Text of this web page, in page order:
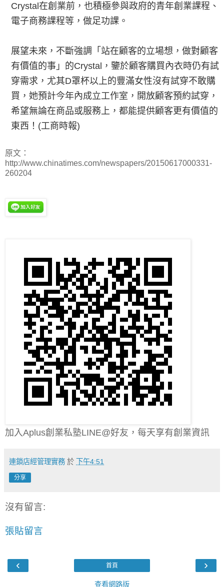
Crystal在創業前，也積極參與政府的青年創業課程、
電子商務課程等，做足功課。
展望未來，不斷強調「站在顧客的立場想，做對顧客
有價值的事」的Crystal，鑒於顧客購買內衣時仍有試
穿需求，尤其D罩杯以上的豐滿女性沒有試穿不敢購
買，她預計今年內成立工作室，開放顧客預約試穿，
希望無論在商品或服務上，都能提供顧客更有價值的
東西！(工商時報)
原文：
http://www.chinatimes.com/newspapers/20150617000331-
260204
加入Aplus創業私塾LINE@好友，每天享有創業資訊
連鎖店經管理實務 於 下午4:51
分享
沒有留言:
張貼留言
‹ ›
首頁
查看網路版